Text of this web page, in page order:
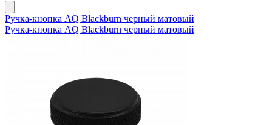
Ручка-кнопка AQ Blackburn черный матовый
Ручка-кнопка AQ Blackburn черный матовый